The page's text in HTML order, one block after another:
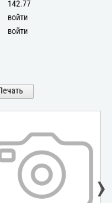
142.77
войти
войти
›